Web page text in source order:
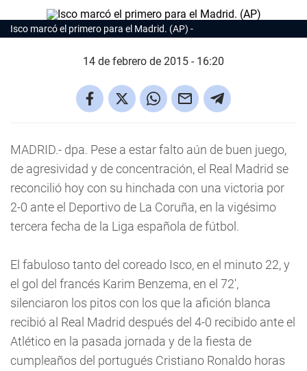
Isco marcó el primero para el Madrid. (AP)
14 de febrero de 2015 - 16:20
MADRID.- dpa. Pese a estar falto aún de buen juego,
de agresividad y de concentración, el Real Madrid se
reconcilió hoy con su hinchada con una victoria por
2-0 ante el Deportivo de La Coruña, en la vigésimo
tercera fecha de la Liga española de fútbol.
El fabuloso tanto del coreado Isco, en el minuto 22, y
el gol del francés Karim Benzema, en el 72',
silenciaron los pitos con los que la afición blanca
recibió al Real Madrid después del 4-0 recibido ante el
Atlético en la pasada jornada y de la fiesta de
cumpleaños del portugués Cristiano Ronaldo horas